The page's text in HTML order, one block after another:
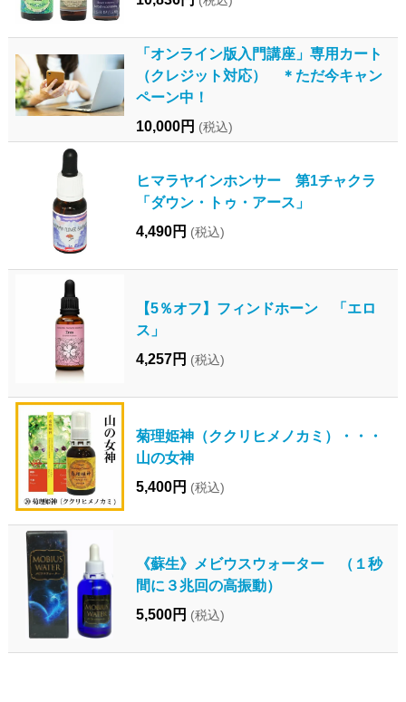
「オンライン版入門講座」専用カート
（クレジット対応） ＊ただ今キャン
ペーン中！
10,000円 (税込)
ヒマラヤインホンサー 第1チャクラ
「ダウン・トゥ・アース」
4,490円 (税込)
【5％オフ】フィンドホーン 「エロ
ス」
4,257円 (税込)
菊理姫神（ククリヒメノカミ）・・・
山の女神
5,400円 (税込)
《蘇生》メビウスウォーター （１秒
間に３兆回の高振動）
5,500円 (税込)